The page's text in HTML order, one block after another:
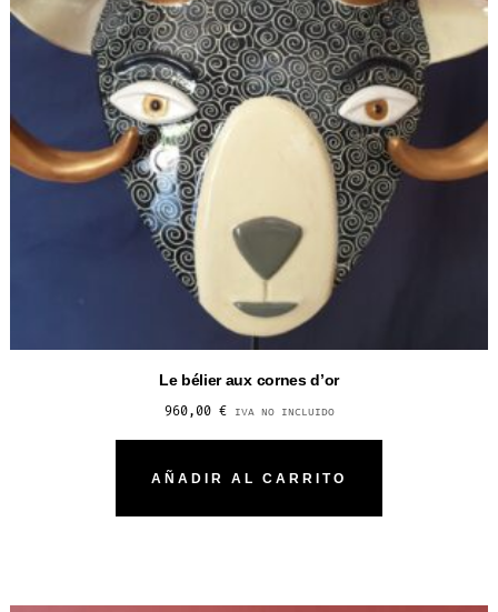
Le bélier aux cornes d’or
960,00 € IVA NO INCLUIDO
AÑADIR AL CARRITO